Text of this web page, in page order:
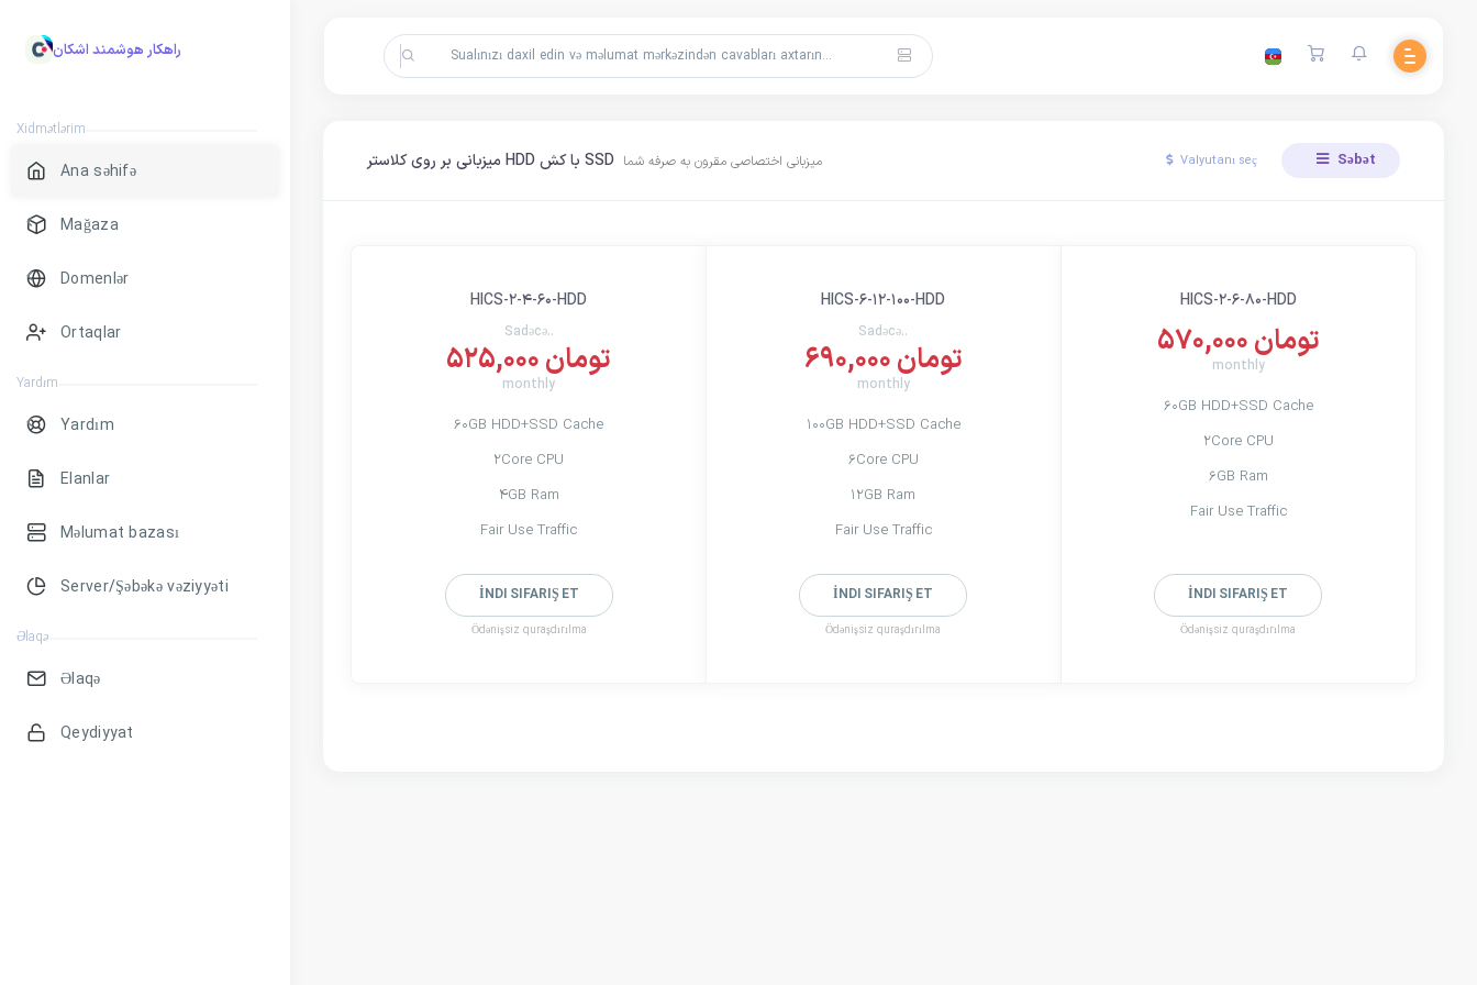
راهکار هوشمند اشکان
Xidmətlərim
Ana səhifə
Mağaza
Domenlər
Ortaqlar
Yardım
Yardım
Elanlar
Məlumat bazası
Server/Şəbəkə vəziyyəti
Əlaqə
Əlaqə
Qeydiyyat
میزبانی بر روی کلاستر HDD با کش SSD میزبانی اختصاصی مقرون به صرفه شما Valyutanı seç Səbət
HICS-2-4-60-HDD
Sadəcə..
525,000 تومان
monthly
60GB HDD+SSD Cache
2Core CPU
4GB Ram
Fair Use Traffic
İNDI SIFARIŞ ET
Ödənişsiz quraşdırılma
HICS-6-12-100-HDD
Sadəcə..
690,000 تومان
monthly
100GB HDD+SSD Cache
6Core CPU
12GB Ram
Fair Use Traffic
İNDI SIFARIŞ ET
Ödənişsiz quraşdırılma
HICS-2-6-80-HDD
570,000 تومان
monthly
60GB HDD+SSD Cache
2Core CPU
6GB Ram
Fair Use Traffic
İNDI SIFARIŞ ET
Ödənişsiz quraşdırılma